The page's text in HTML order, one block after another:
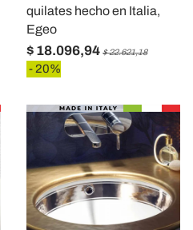
quilates hecho en Italia,
Egeo
$ 18.096,94 $ 22.621,18
- 20%